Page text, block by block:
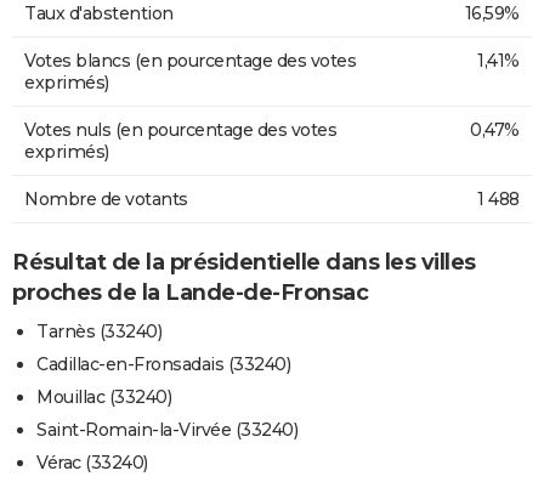
Taux d'abstention 16,59%
Votes blancs (en pourcentage des votes
exprimés)
1,41%
Votes nuls (en pourcentage des votes
exprimés)
0,47%
Nombre de votants 1 488
Résultat de la présidentielle dans les villes
proches de la Lande-de-Fronsac
Tarnès (33240)
Cadillac-en-Fronsadais (33240)
Mouillac (33240)
Saint-Romain-la-Virvée (33240)
Vérac (33240)